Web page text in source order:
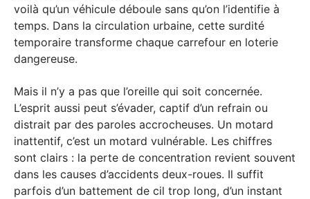
voilà qu’un véhicule déboule sans qu’on l’identifie à
temps. Dans la circulation urbaine, cette surdité
temporaire transforme chaque carrefour en loterie
dangereuse.
Mais il n’y a pas que l’oreille qui soit concernée.
L’esprit aussi peut s’évader, captif d’un refrain ou
distrait par des paroles accrocheuses. Un motard
inattentif, c’est un motard vulnérable. Les chiffres
sont clairs : la perte de concentration revient souvent
dans les causes d’accidents deux-roues. Il suffit
parfois d’un battement de cil trop long, d’un instant